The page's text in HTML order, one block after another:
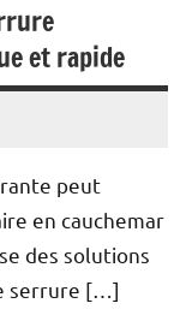
et rapide
peut
en cauchemar
des solutions
serrure […]